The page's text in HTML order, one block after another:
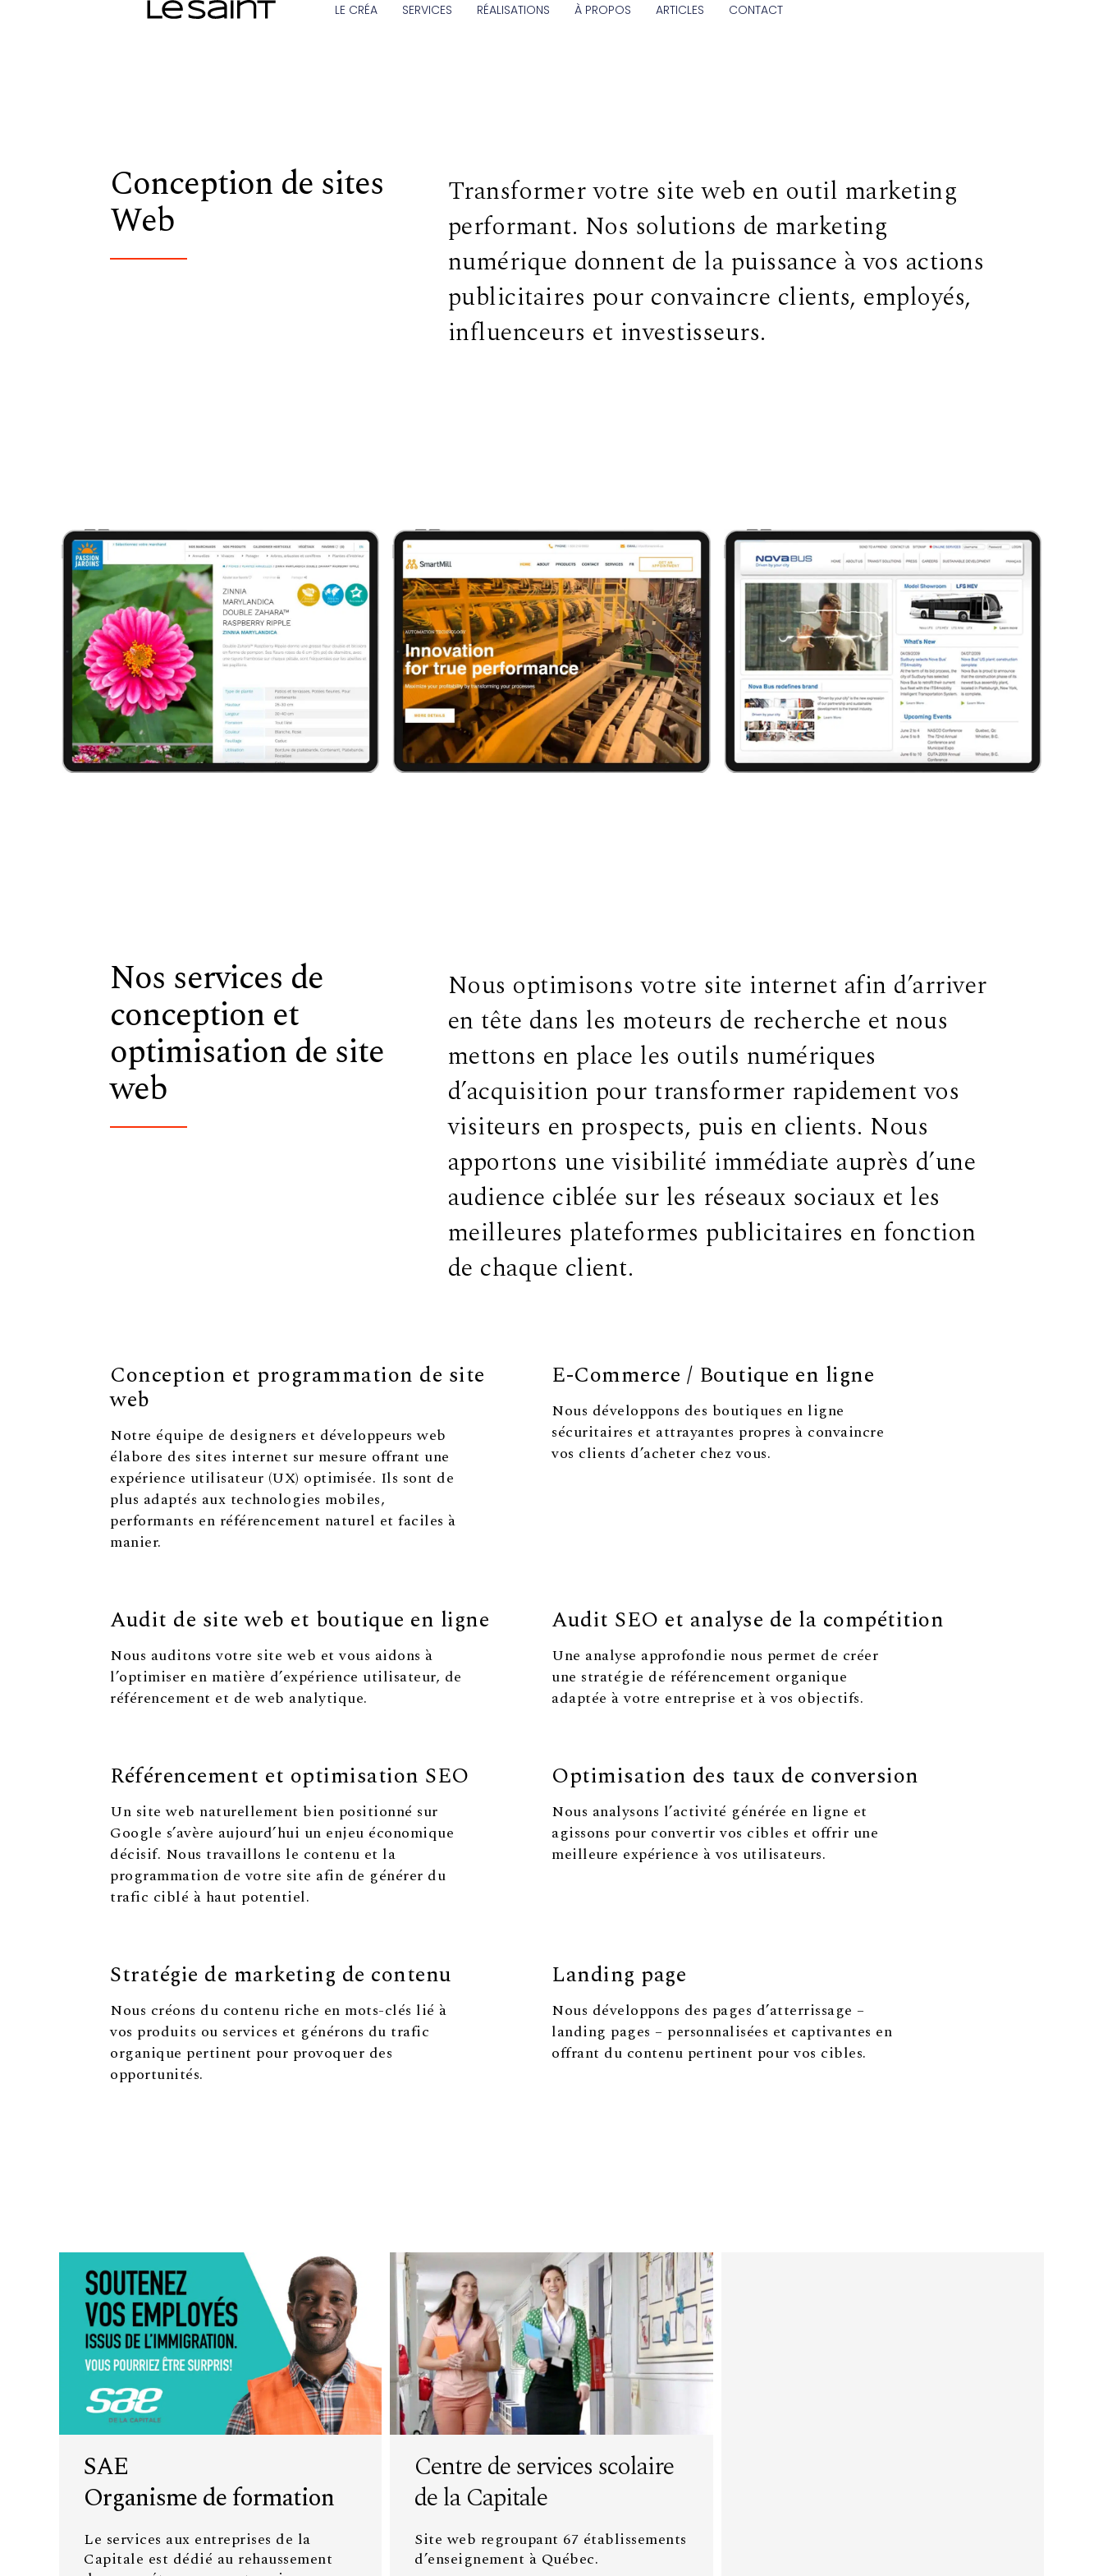
LE CRÉA SERVICES RÉALISATIONS À PROPOS ARTICLES CONTACT
Conception de sites
Web
Transformer votre site web en outil marketing
performant. Nos solutions de marketing
numérique donnent de la puissance à vos actions
publicitaires pour convaincre clients, employés,
influenceurs et investisseurs.
Nos services de
conception et
optimisation de site
web
Nous optimisons votre site internet afin d’arriver
en tête dans les moteurs de recherche et nous
mettons en place les outils numériques
d’acquisition pour transformer rapidement vos
visiteurs en prospects, puis en clients. Nous
apportons une visibilité immédiate auprès d’une
audience ciblée sur les réseaux sociaux et les
meilleures plateformes publicitaires en fonction
de chaque client.
Conception et programmation de site
web
Notre équipe de designers et développeurs web
élabore des sites internet sur mesure offrant une
expérience utilisateur (UX) optimisée. Ils sont de
plus adaptés aux technologies mobiles,
performants en référencement naturel et faciles à
manier.
E-Commerce / Boutique en ligne
Nous développons des boutiques en ligne
sécuritaires et attrayantes propres à convaincre
vos clients d’acheter chez vous.
Audit de site web et boutique en ligne
Nous auditons votre site web et vous aidons à
l’optimiser en matière d’expérience utilisateur, de
référencement et de web analytique.
Audit SEO et analyse de la compétition
Une analyse approfondie nous permet de créer
une stratégie de référencement organique
adaptée à votre entreprise et à vos objectifs.
Référencement et optimisation SEO
Un site web naturellement bien positionné sur
Google s’avère aujourd’hui un enjeu économique
décisif. Nous travaillons le contenu et la
programmation de votre site afin de générer du
trafic ciblé à haut potentiel.
Optimisation des taux de conversion
Nous analysons l’activité générée en ligne et
agissons pour convertir vos cibles et offrir une
meilleure expérience à vos utilisateurs.
Stratégie de marketing de contenu
Nous créons du contenu riche en mots-clés lié à
vos produits ou services et générons du trafic
organique pertinent pour provoquer des
opportunités.
Landing page
Nous développons des pages d’atterrissage –
landing pages – personnalisées et captivantes en
offrant du contenu pertinent pour vos cibles.
SAE
Organisme de formation
Le services aux entreprises de la
Capitale est dédié au rehaussement
Centre de services scolaire
de la Capitale
Site web regroupant 67 établissements
d’enseignement à Québec.